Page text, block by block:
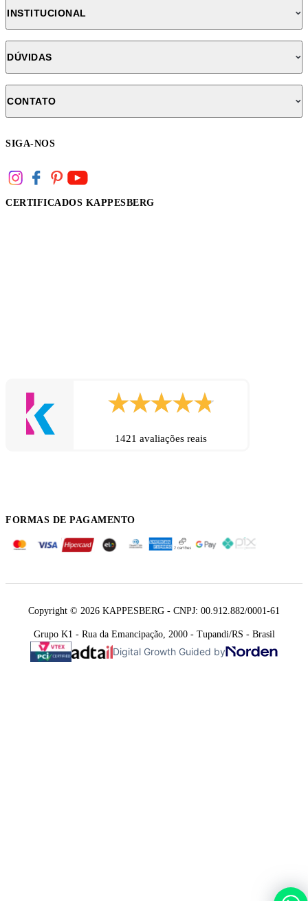
INSTITUCIONAL
DÚVIDAS
CONTATO
SIGA-NOS
CERTIFICADOS KAPPESBERG
1421 avaliações reais
FORMAS DE PAGAMENTO
Copyright © 2026 KAPPESBERG - CNPJ: 00.912.882/0001-61
Grupo K1 - Rua da Emancipação, 2000 - Tupandi/RS - Brasil
Digital Growth Guided by